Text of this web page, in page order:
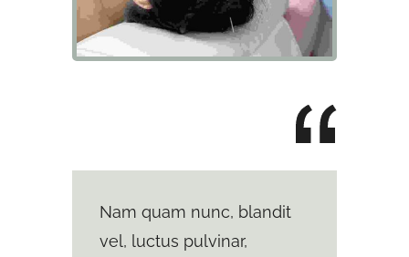
Nam quam nunc, blandit
vel, luctus pulvinar,